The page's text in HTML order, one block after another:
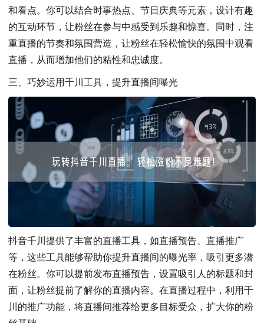
和看点。你可以结合时事热点、节日庆典等元素，设计有趣
的互动环节，让粉丝在参与中感受到乐趣和惊喜。同时，注
重直播的节奏和氛围营造，让粉丝在轻松愉快的氛围中观看
直播，从而增加他们的粘性和忠诚度。
三、巧妙运用千川工具，提升直播间曝光
抖音千川提供了丰富的直播工具，如直播预告、直播推广
等，这些工具能够帮助你提升直播间的曝光率，吸引更多潜
在粉丝。你可以提前发布直播预告，设置吸引人的标题和封
面，让粉丝提前了解你的直播内容。在直播过程中，利用千
川的推广功能，将直播间推荐给更多目标受众，扩大你的粉